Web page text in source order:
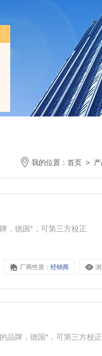
我的位置： 首页 >
，德国*，可第三方校正
厂商性质：经销商
品牌，德国*，可第三方校